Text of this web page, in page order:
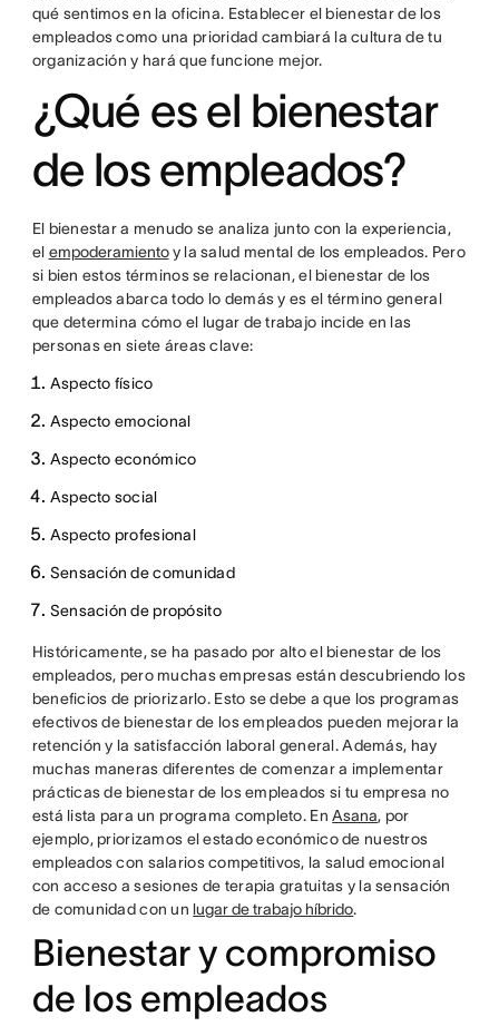
qué sentimos en la oficina. Establecer el bienestar de los
empleados como una prioridad cambiará la cultura de tu
organización y hará que funcione mejor.
¿Qué es el bienestar
de los empleados?
El bienestar a menudo se analiza junto con la experiencia,
el empoderamientoy la salud mental de los empleados. Pero
si bien estos términos se relacionan, el bienestar de los
empleados abarca todo lo demás y es el término general
que determina cómo el lugar de trabajo incide en las
personas en siete áreas clave:
Aspecto físico
Aspecto emocional
Aspecto económico
Aspecto social
Aspecto profesional
Sensación de comunidad
Sensación de propósito
Históricamente, se ha pasado por alto el bienestar de los
empleados, pero muchas empresas están descubriendo los
beneficios de priorizarlo. Esto se debe a que los programas
efectivos de bienestar de los empleados pueden mejorar la
retención y la satisfacción laboral general. Además, hay
muchas maneras diferentes de comenzar a implementar
prácticas de bienestar de los empleados si tu empresa no
está lista para un programa completo. EnAsana, por
ejemplo, priorizamos el estado económico de nuestros
empleados con salarios competitivos, la salud emocional
con acceso a sesiones de terapia gratuitas y la sensación
de comunidad con un lugar de trabajo híbrido.
Bienestar y compromiso
de los empleados